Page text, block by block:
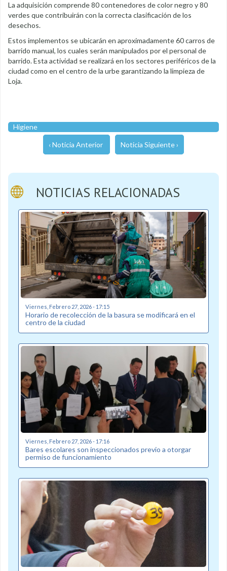
La adquisición comprende 80 contenedores de color negro y 80
verdes que contribuirán con la correcta clasificación de los
desechos.
Estos implementos se ubicarán en aproximadamente 60 carros de
barrido manual, los cuales serán manipulados por el personal de
barrido. Esta actividad se realizará en los sectores periféricos de la
ciudad como en el centro de la urbe garantizando la limpieza de
Loja.
Higiene
‹ Noticia Anterior Noticia Siguiente ›
NOTICIAS RELACIONADAS
Viernes, Febrero 27, 2026 - 17:15
Horario de recolección de la basura se modificará en el
centro de la ciudad
Viernes, Febrero 27, 2026 - 17:16
Bares escolares son inspeccionados previo a otorgar
permiso de funcionamiento